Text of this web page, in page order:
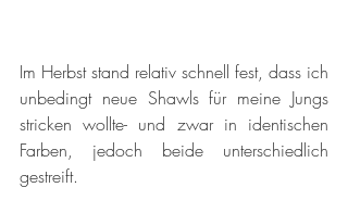
Im Herbst stand relativ schnell fest, dass ich
unbedingt neue Shawls für meine Jungs
stricken wollte- und zwar in identischen
Farben, jedoch beide unterschiedlich
gestreift.